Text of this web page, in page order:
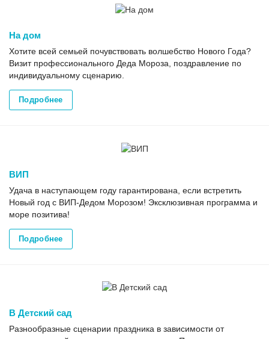
На дом
Хотите всей семьей почувствовать волшебство Нового Года?
Визит профессионального Деда Мороза, поздравление по
индивидуальному сценарию.
Подробнее
ВИП
Удача в наступающем году гарантирована, если встретить
Новый год с ВИП-Дедом Морозом! Эксклюзивная программа и
море позитива!
Подробнее
В Детский сад
Разнообразные сценарии праздника в зависимости от